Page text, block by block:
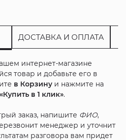
ДОСТАВКА И ОПЛАТА
интернет-магазине
товар и добавьте его в
в Корзинуи нажмите на
«Купить в 1 клик».
заказ, напишите ФИО,
менеджер и уточнит
разговора вам придет